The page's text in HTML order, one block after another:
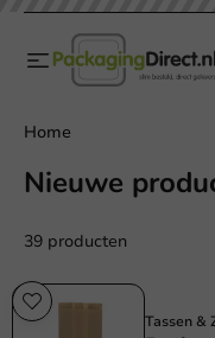
Home
Nieuwe
39 producten
Tassen &